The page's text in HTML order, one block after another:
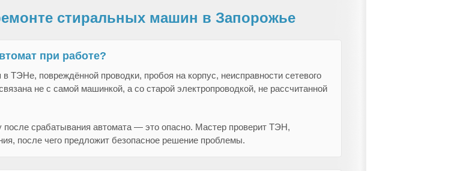
стиральных машин в Запорожье
при работе?
ТЭНе, повреждённой проводки, пробоя на корпус, неисправности сетевого
не с самой машинкой, а со старой электропроводкой, не рассчитанной
срабатывания автомата — это опасно. Мастер проверит ТЭН,
после чего предложит безопасное решение проблемы.